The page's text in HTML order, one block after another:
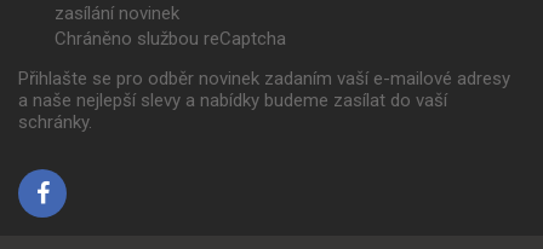
zasílání novinek
Chráněno službou reCaptcha
Přihlašte se pro odběr novinek zadaním vaší e-mailové adresy
a naše nejlepší slevy a nabídky budeme zasílat do vaší
schránky.